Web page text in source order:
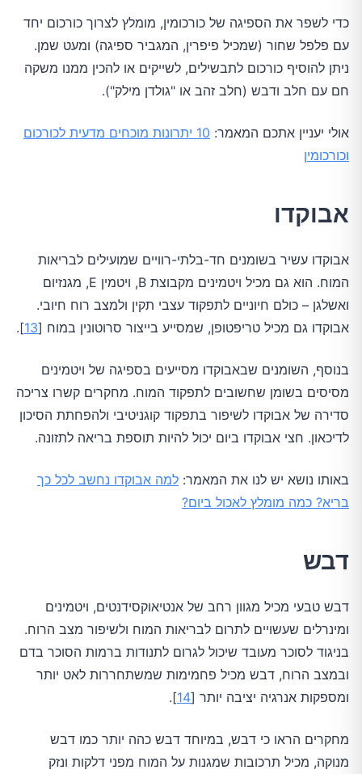
כדי לשפר את הספיגה של כורכומין, מומלץ לצרוך כורכום יחד
עם פלפל שחור (שמכיל פיפרין, המגביר ספיגה) ומעט שמן.
ניתן להוסיף כורכום לתבשילים, לשייקים או להכין ממנו משקה
חם עם חלב ודבש (חלב זהב או "גולדן מילק").
אולי יעניין אתכם המאמר:
10 יתרונות מוכחים מדעית לכורכום
וכורכומין
אבוקדו
אבוקדו עשיר בשומנים חד-בלתי-רוויים שמועילים לבריאות
המוח. הוא גם מכיל ויטמינים מקבוצת B, ויטמין E, מגנזיום
ואשלגן – כולם חיוניים לתפקוד עצבי תקין ולמצב רוח חיובי.
אבוקדו גם מכיל טריפטופן, שמסייע בייצור סרוטונין במוח [13
].
בנוסף, השומנים שבאבוקדו מסייעים בספיגה של ויטמינים
מסיסים בשומן שחשובים לתפקוד המוח. מחקרים קשרו צריכה
סדירה של אבוקדו לשיפור בתפקוד קוגניטיבי ולהפחתת הסיכון
לדיכאון. חצי אבוקדו ביום יכול להיות תוספת בריאה לתזונה.
באותו נושא יש לנו את המאמר: למה אבוקדו נחשב לכל כך
בריא? כמה מומלץ לאכול ביום?
דבש
דבש טבעי מכיל מגוון רחב של אנטיאוקסידנטים, ויטמינים
ומינרלים שעשויים לתרום לבריאות המוח ולשיפור מצב הרוח.
בניגוד לסוכר מעובד שיכול לגרום לתנודות ברמות הסוכר בדם
ובמצב הרוח, דבש מכיל פחמימות שמשתחררות לאט יותר
ומספקות אנרגיה יציבה יותר [14
].
מחקרים הראו כי דבש, במיוחד דבש כהה יותר כמו דבש
מנוקה, מכיל תרכובות שמגנות על המוח מפני דלקות ונזק